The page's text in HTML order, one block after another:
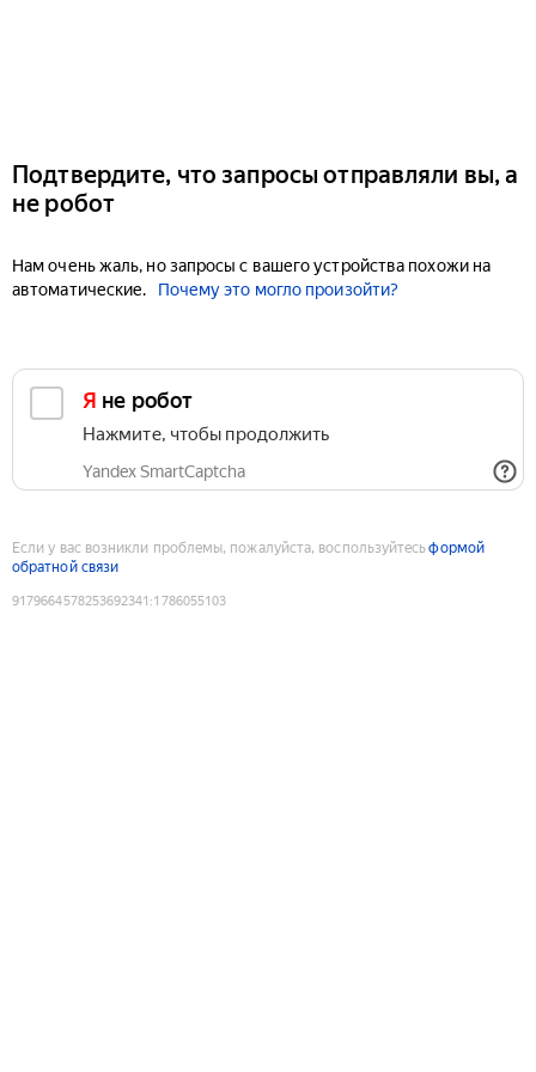
Подтвердите, что запросы отправляли вы, а
не робот
Нам очень жаль, но запросы с вашего устройства похожи на
автоматические.
Почему это могло произойти?
Я не робот
Нажмите, чтобы продолжить
Yandex SmartCaptcha
Если у вас возникли проблемы, пожалуйста, воспользуйтесьформой
обратной связи
9179664578253692341 :1786055103